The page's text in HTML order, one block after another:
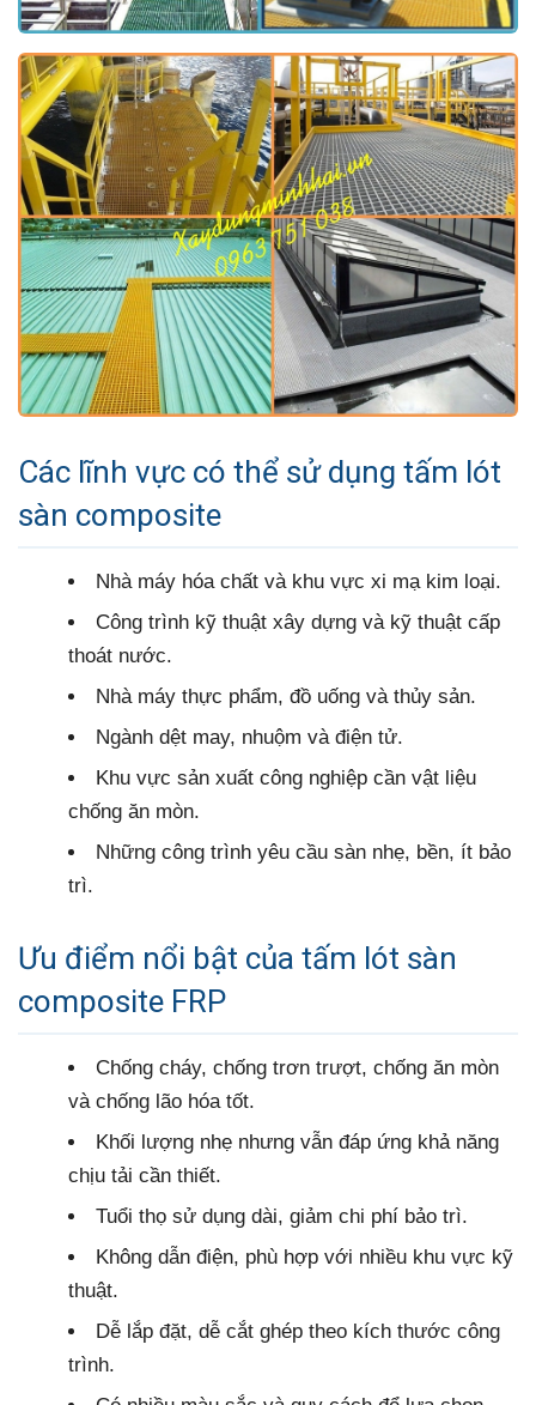
Các lĩnh vực có thể sử dụng tấm lót
sàn composite
Nhà máy hóa chất và khu vực xi mạ kim loại.
Công trình kỹ thuật xây dựng và kỹ thuật cấp
thoát nước.
Nhà máy thực phẩm, đồ uống và thủy sản.
Ngành dệt may, nhuộm và điện tử.
Khu vực sản xuất công nghiệp cần vật liệu
chống ăn mòn.
Những công trình yêu cầu sàn nhẹ, bền, ít bảo
trì.
Ưu điểm nổi bật của tấm lót sàn
composite FRP
Chống cháy, chống trơn trượt, chống ăn mòn
và chống lão hóa tốt.
Khối lượng nhẹ nhưng vẫn đáp ứng khả năng
chịu tải cần thiết.
Tuổi thọ sử dụng dài, giảm chi phí bảo trì.
Không dẫn điện, phù hợp với nhiều khu vực kỹ
thuật.
Dễ lắp đặt, dễ cắt ghép theo kích thước công
trình.